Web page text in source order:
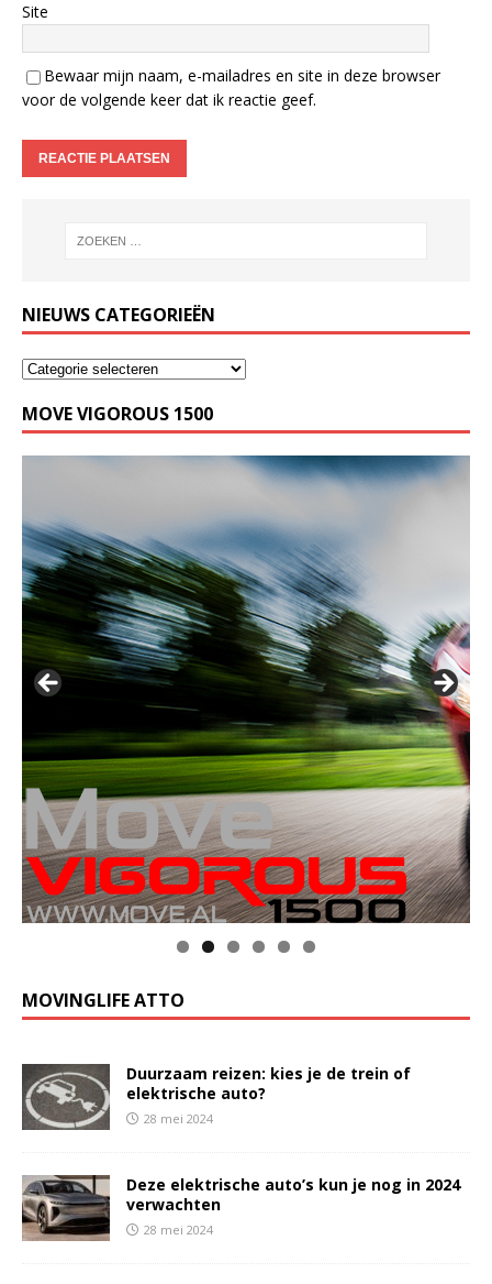
Site
Bewaar mijn naam, e-mailadres en site in deze browser
voor de volgende keer dat ik reactie geef.
NIEUWS CATEGORIEËN
MOVE VIGOROUS 1500
MOVINGLIFE ATTO
Duurzaam reizen: kies je de trein of
elektrische auto?
28 mei 2024
Deze elektrische auto’s kun je nog in 2024
verwachten
28 mei 2024